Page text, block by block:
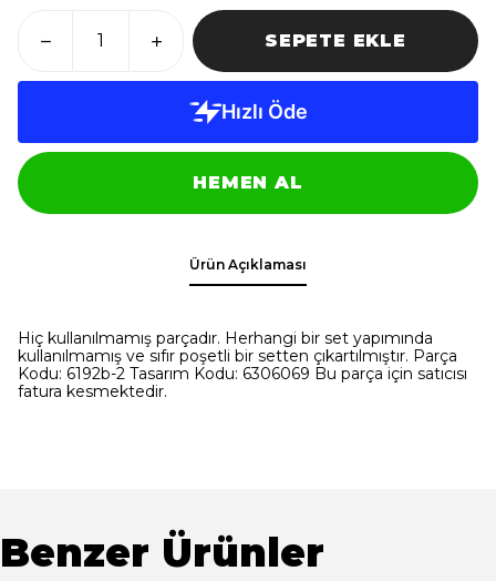
SEPETE EKLE
HEMEN AL
Ürün Açıklaması
Hiç kullanılmamış parçadır. Herhangi bir set yapımında
kullanılmamış ve sıfır poşetli bir setten çıkartılmıştır. Parça
Kodu: 6192b-2 Tasarım Kodu: 6306069 Bu parça için satıcısı
fatura kesmektedir.
Benzer Ürünler